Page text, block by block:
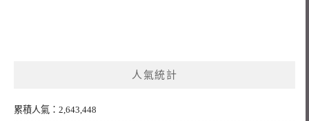
人氣統計
累積人氣：2,643,448